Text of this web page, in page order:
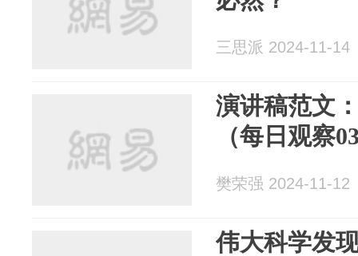
三思派 2024-11-14
演讲稿范文
（每日观察
樊荣强 2024-11-12
伟大科学发